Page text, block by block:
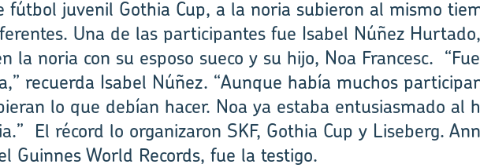
fútbol juvenil Gothia Cup, a la noria subieron al mismo
Una de las participantes fue Isabel Núñez
la noria con su esposo sueco y su hijo, Noa Francesc.
recuerda Isabel Núñez. “Aunque había muchos
lo que debían hacer. Noa ya estaba entusiasmado al
El récord lo organizaron SKF, Gothia Cup y Liseberg.
Guinnes World Records, fue la testigo.